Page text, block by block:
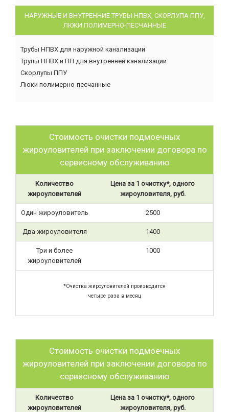
НАРУЖНЫЕ И ВНУТРЕННИЕ ТРУБЫ НПВХ, СКОРЛУПА ППУ,
ЛЮКИ ПОЛИМЕРНО-ПЕСЧАННЫЕ
Трубы НПВХ для наружной канализации
Трупы НПВХ и ПП для внутренней канализации
Скорлупы ППУ
Люки полимерно-песчанные
Стоимость очистки подмоечных
жироуловителей при заключении договора по
сервисному обслуживанию
Количество
жироуловителей
Цена за 1 очистку*, одного
жироуловителя, руб.
Один жироуловитель 2500
Два жироуловителя 1400
Три и более
жироуловителей
1000
*Очистка жироуловителей производится
четыре раза в месяц
Стоимость очистки подмоечных
жироуловителей при заключении договора по
сервисному обслуживанию
Количество
жироуловителей
Цена за 1 очистку*, одного
жироуловителя, руб.